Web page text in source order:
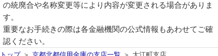
の統廃合や名称変更等により内容が変更される場合がありま
す。
重要なお手続きの際は各金融機関の公式情報もあわせてご確
認ください。